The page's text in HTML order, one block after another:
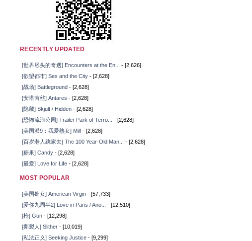
RECENTLY UPDATED
[世界尽头的奇遇] Encounters at the En...
- [2,626]
[欲望都市] Sex and the City - [2,628]
[战场] Battleground - [2,628]
[安塔芮丝] Antares - [2,628]
[隐藏] Skjult / Hidden - [2,628]
[恐怖流浪公园] Trailer Park of Terro...
- [2,628]
[美国派9：我爱熟女] Milf - [2,628]
[百岁老人跷家去] The 100 Year-Old Man...
- [2,628]
[糖果] Candy - [2,628]
[最爱] Love for Life - [2,628]
MOST POPULAR
[美国处女] American Virgin - [57,733]
[爱你九周半2] Love in Paris / Ano...
- [12,510]
[枪] Gun - [12,298]
[撕裂人] Slither - [10,019]
[私法正义] Seeking Justice - [9,299]